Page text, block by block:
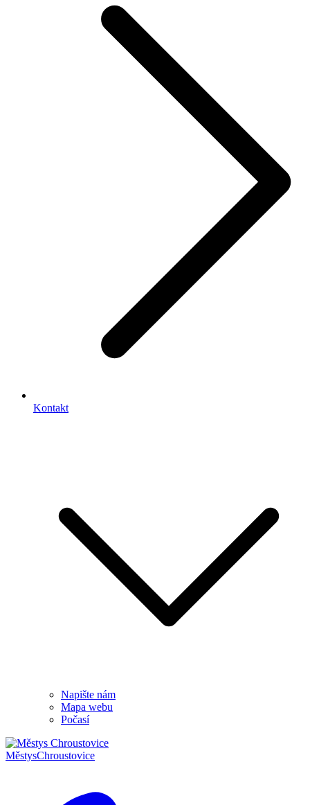
Kontakt
Napište nám
Mapa webu
Počasí
MěstysChroustovice